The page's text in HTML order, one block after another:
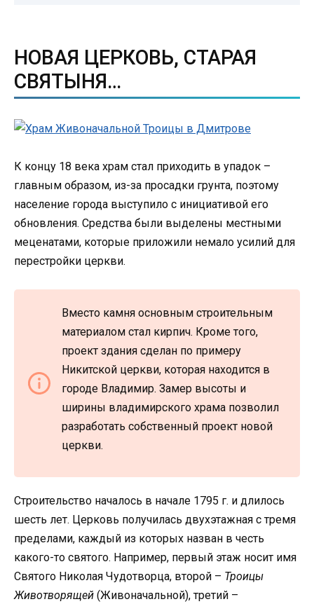
НОВАЯ ЦЕРКОВЬ, СТАРАЯ
СВЯТЫНЯ…
К концу 18 века храм стал приходить в упадок –
главным образом, из-за просадки грунта, поэтому
население города выступило с инициативой его
обновления. Средства были выделены местными
меценатами, которые приложили немало усилий для
перестройки церкви.
Вместо камня основным строительным
материалом стал кирпич. Кроме того,
проект здания сделан по примеру
Никитской церкви, которая находится в
городе Владимир. Замер высоты и
ширины владимирского храма позволил
разработать собственный проект новой
церкви.
Строительство началось в начале 1795 г. и длилось
шесть лет. Церковь получилась двухэтажная с тремя
пределами, каждый из которых назван в честь
какого-то святого. Например, первый этаж носит имя
Святого Николая Чудотворца, второй – Троицы
Животворящей (Живоначальной), третий –